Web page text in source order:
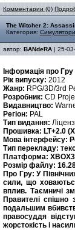
Комментарии (0)
The Witcher 2:
Категория: Симулятори
автор: BANdeRA | 25-
Інформація про Гру
Рік випуску: 2012
Жанр: RPG/3D/3rd
Розробник: CD
Видавництво:
Регіон: PAL
Тип видання:
Прошивка: LT+2.0
Мова інтерфейсу:
Тип перекладу:
Платформа:
Розмір файлу:
Про Гру: У
сили, що
вплив. Таємничі
Правителі спішно
подальшим
правосуддя
жорстокість і